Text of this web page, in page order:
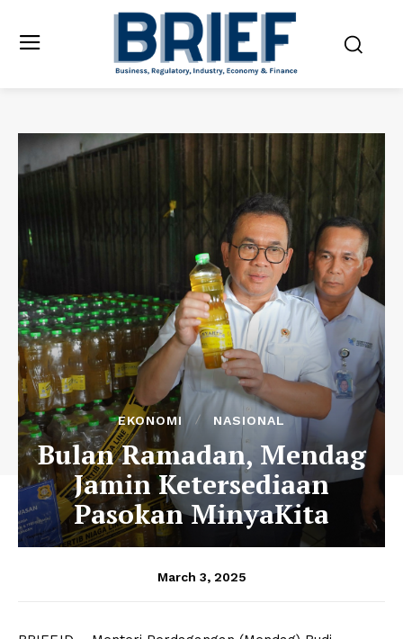
EKONOMI NASIONAL
Bulan Ramadan, Mendag
Jamin Ketersediaan
Pasokan MinyaKita
March 3, 2025